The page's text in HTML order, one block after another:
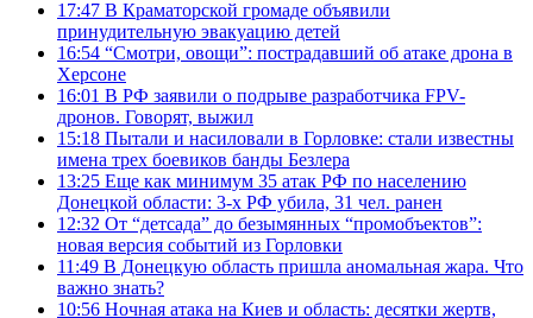
17:47 В Краматорской громаде объявили
принудительную эвакуацию детей
16:54 “Смотри, овощи”: пострадавший об атаке дрона в
Херсоне
16:01 В РФ заявили о подрыве разработчика FPV-
дронов. Говорят, выжил
15:18 Пытали и насиловали в Горловке: стали известны
имена трех боевиков банды Безлера
13:25 Еще как минимум 35 атак РФ по населению
Донецкой области: 3-х РФ убила, 31 чел. ранен
12:32 От “детсада” до безымянных “промобъектов”:
новая версия событий из Горловки
11:49 В Донецкую область пришла аномальная жара. Что
важно знать?
10:56 Ночная атака на Киев и область: десятки жертв,